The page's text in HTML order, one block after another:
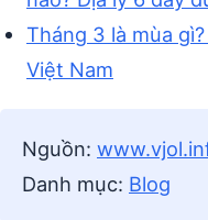
Tháng 3 là mùa
Việt Nam
Nguồn:
Danh mục: Blog